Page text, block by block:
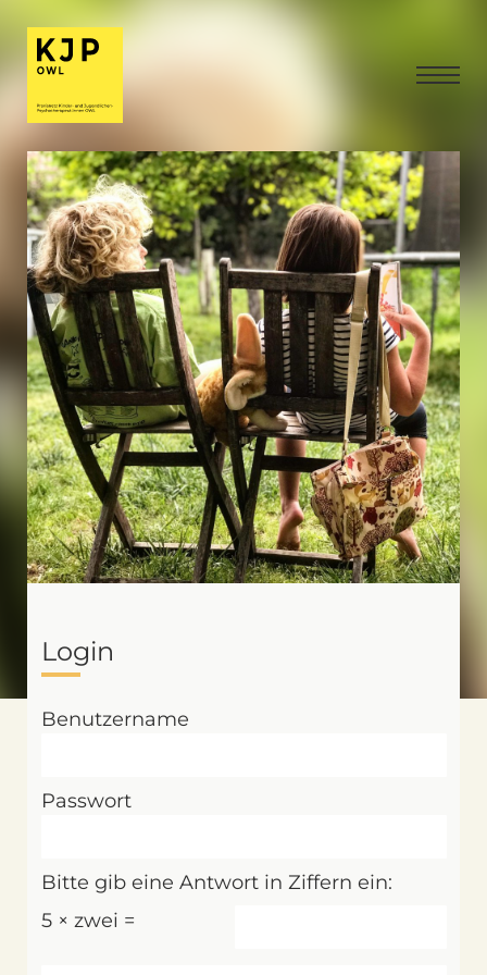
Login
Benutzername
Passwort
Bitte gib eine Antwort in Ziffern ein:
5 × zwei =